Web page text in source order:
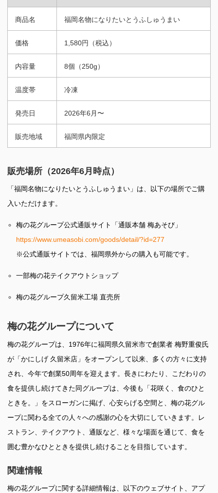
商品名 福岡名物になりたいとうふしゅうまい
価格 1,580円（税込）
内容量 8個（250g）
温度帯 冷凍
発売日 2026年6月〜
販売地域 福岡県内限定
販売場所（2026年6月時点）
「福岡名物になりたいとうふしゅうまい」は、以下の場所でご購
入いただけます。
梅の花グループ公式通販サイト「通販本舗 梅あそび」
https://www.umeasobi.com/goods/detail/?id=277
※公式通販サイトでは、福岡県外からの購入も可能です。
一部梅の花テイクアウトショップ
梅の花グループ久留米工場 直売所
梅の花グループについて
梅の花グループは、1976年に福岡県久留米市で創業者 梅野重俊氏
が「かにしげ 久留米店」をオープンして以来、多くの方々に支持
され、今年で創業50周年を迎えます。長きにわたり、こだわりの
食を提供し続けてきた同グループは、今後も「花咲く、食のひと
ときを。」をスローガンに掲げ、心安らげる空間と、梅の花グル
ープに関わる全ての人々への感謝の心を大切にしていきます。レ
ストラン、テイクアウト、通販など、様々な場面を通じて、食を
囲む豊かなひとときを提供し続けることを目指しています。
関連情報
梅の花グループに関する詳細情報は、以下のウェブサイト、アプ